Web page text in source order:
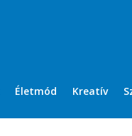
Életmód Kreatív